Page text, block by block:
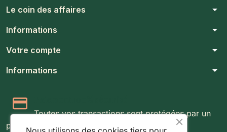
Le coin des affaires arrow_drop_down
Informations arrow_drop_down
Votre compte arrow_drop_down
Informations arrow_drop_down
Toutes vos transactions sont protégées par un
protocole SSL 256 bits.